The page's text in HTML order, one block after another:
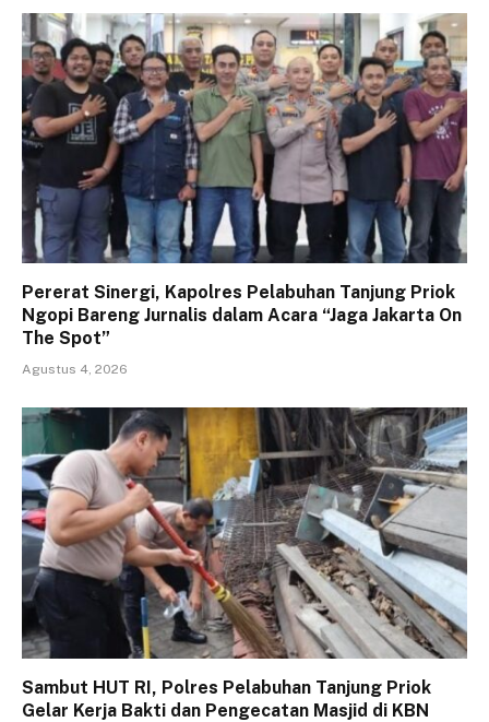
Pererat Sinergi, Kapolres Pelabuhan Tanjung Priok
Ngopi Bareng Jurnalis dalam Acara “Jaga Jakarta On
The Spot”
Agustus 4, 2026
Sambut HUT RI, Polres Pelabuhan Tanjung Priok
Gelar Kerja Bakti dan Pengecatan Masjid di KBN